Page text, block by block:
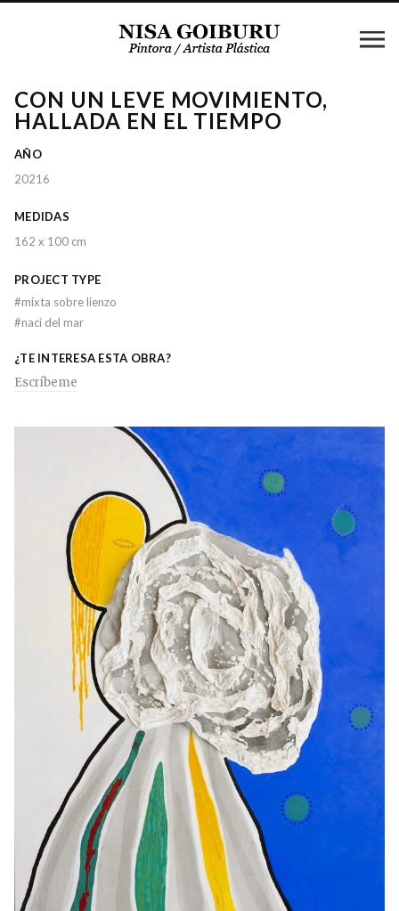
CON UN LEVE MOVIMIENTO,
HALLADA EN EL TIEMPO
AÑO
20216
MEDIDAS
162 x 100 cm
PROJECT TYPE
#mixta sobre lienzo
#nací del mar
¿TE INTERESA ESTA OBRA?
Escríbeme